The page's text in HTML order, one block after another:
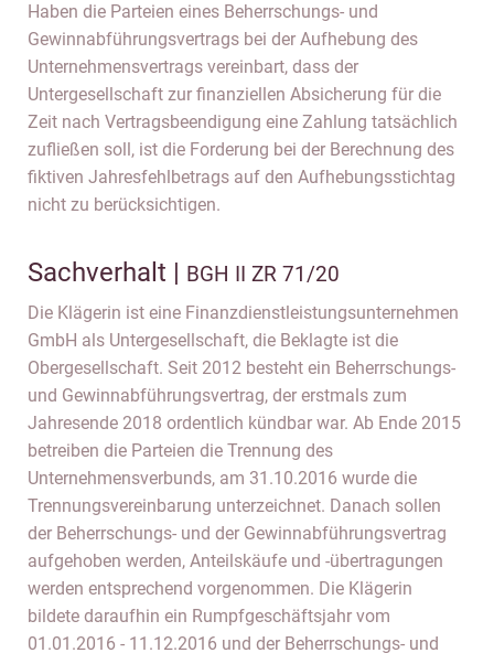
Haben die Parteien eines Beherrschungs- und
Gewinnabführungsvertrags bei der Aufhebung des
Unternehmensvertrags vereinbart, dass der
Untergesellschaft zur finanziellen Absicherung für die
Zeit nach Vertragsbeendigung eine Zahlung tatsächlich
zufließen soll, ist die Forderung bei der Berechnung des
fiktiven Jahresfehlbetrags auf den Aufhebungsstichtag
nicht zu berücksichtigen.
Sachverhalt | BGH II ZR 71/20
Die Klägerin ist eine Finanzdienstleistungsunternehmen
GmbH als Untergesellschaft, die Beklagte ist die
Obergesellschaft. Seit 2012 besteht ein Beherrschungs-
und Gewinnabführungsvertrag, der erstmals zum
Jahresende 2018 ordentlich kündbar war. Ab Ende 2015
betreiben die Parteien die Trennung des
Unternehmensverbunds, am 31.10.2016 wurde die
Trennungsvereinbarung unterzeichnet. Danach sollen
der Beherrschungs- und der Gewinnabführungsvertrag
aufgehoben werden, Anteilskäufe und -übertragungen
werden entsprechend vorgenommen. Die Klägerin
bildete daraufhin ein Rumpfgeschäftsjahr vom
01.01.2016 - 11.12.2016 und der Beherrschungs- und